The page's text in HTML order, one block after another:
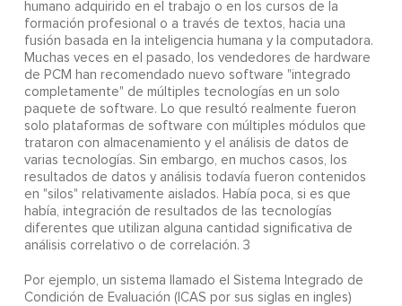
humano adquirido en el trabajo o en los cursos de la
formación profesional o a través de textos, hacia una
fusión basada en la inteligencia humana y la computadora.
Muchas veces en el pasado, los vendedores de hardware
de PCM han recomendado nuevo software "integrado
completamente" de múltiples tecnologías en un solo
paquete de software. Lo que resultó realmente fueron
solo plataformas de software con múltiples módulos que
trataron con almacenamiento y el análisis de datos de
varias tecnologías. Sin embargo, en muchos casos, los
resultados de datos y análisis todavía fueron contenidos
en "silos" relativamente aislados. Había poca, si es que
había, integración de resultados de las tecnologías
diferentes que utilizan alguna cantidad significativa de
análisis correlativo o de correlación. 3
Por ejemplo, un sistema llamado el Sistema Integrado de
Condición de Evaluación (ICAS por sus siglas en ingles)